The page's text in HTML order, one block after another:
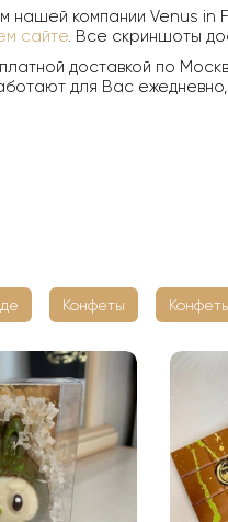
нашей компании Venus in
сайте. Все скриншоты
доставкой по
для Вас ежедневно,
Конфеты